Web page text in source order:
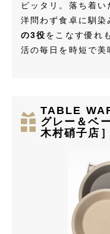
ピッタリ。落ち着
洋問わず食卓に馴染
の3役をこなす優れ
活の毎日を時短で美
TABLE
グレー＆ベ
木村硝子店］